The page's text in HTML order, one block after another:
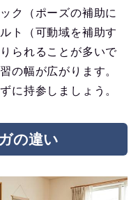
ク（ポーズの補助に
ト（可動域を補助す
られることが多いで
の幅が広がります。
に持参しましょう。
の違い